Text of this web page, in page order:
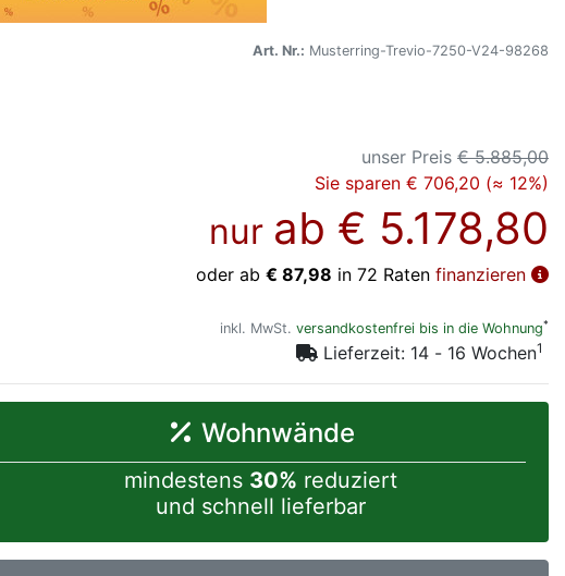
Art. Nr.: Musterring-Trevio-7250-V24-98268
unser Preis € 5.885,00
Sie sparen € 706,20 (≈ 12%)
nur ab € 5.178,80
oder ab € 87,98 in 72 Raten finanzieren
inkl. MwSt. versandkostenfrei bis in die Wohnung*
Lieferzeit: 14 - 16 Wochen1
Wohnwände
mindestens 30% reduziert
und schnell lieferbar